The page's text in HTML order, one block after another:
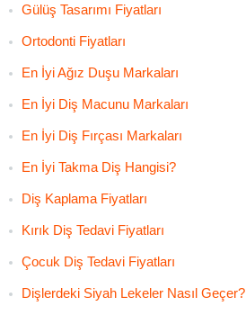
Gülüş Tasarımı Fiyatları
Ortodonti Fiyatları
En İyi Ağız Duşu Markaları
En İyi Diş Macunu Markaları
En İyi Diş Fırçası Markaları
En İyi Takma Diş Hangisi?
Diş Kaplama Fiyatları
Kırık Diş Tedavi Fiyatları
Çocuk Diş Tedavi Fiyatları
Dişlerdeki Siyah Lekeler Nasıl Geçer?